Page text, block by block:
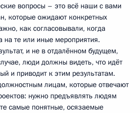
вопросы – это всё наши с вами
которые ожидают конкретных
как согласовывали, когда
на те или иные мероприятия.
и не в отдалённом будущем,
люди должны видеть, что идёт
и приводит к этим результатам.
лицам, которые отвечают
нужно предъявлять людям
самые понятные, осязаемые